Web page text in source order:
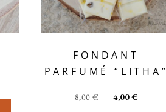
FONDANT
PARFUMÉ “LITHA”
8,00€ 4,00€